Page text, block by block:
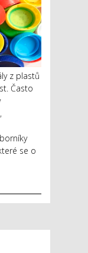
z plastů
Často
se o